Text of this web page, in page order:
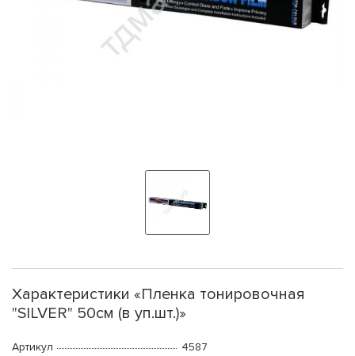
Характеристики «Пленка тонировочная
"SILVER" 50см (в уп.шт.)»
Артикул
4587